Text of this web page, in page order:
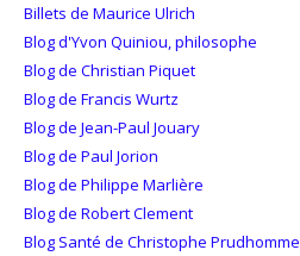
Billets de Maurice Ulrich
Blog d'Yvon Quiniou, philosophe
Blog de Christian Piquet
Blog de Francis Wurtz
Blog de Jean-Paul Jouary
Blog de Paul Jorion
Blog de Philippe Marlière
Blog de Robert Clement
Blog Santé de Christophe Prudhomme